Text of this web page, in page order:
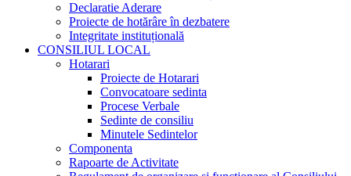
Declaratie Aderare
Proiecte de hotărâre în dezbatere
Integritate instituțională
CONSILIUL LOCAL
Hotarari
Proiecte de Hotarari
Convocatoare sedinta
Procese Verbale
Sedinte de consiliu
Minutele Sedintelor
Componenta
Rapoarte de Activitate